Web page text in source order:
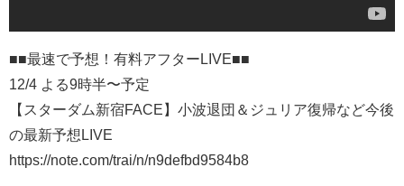
■■最速で予想！有料アフターLIVE■■
12/4 よる9時半〜予定
【スターダム新宿FACE】小波退団＆ジュリア復帰など今後
の最新予想LIVE
https://note.com/trai/n/n9defbd9584b8